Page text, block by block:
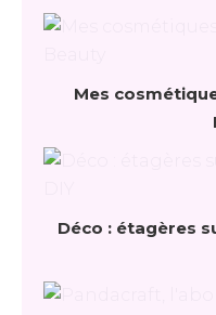
Mes
Déco : étagères